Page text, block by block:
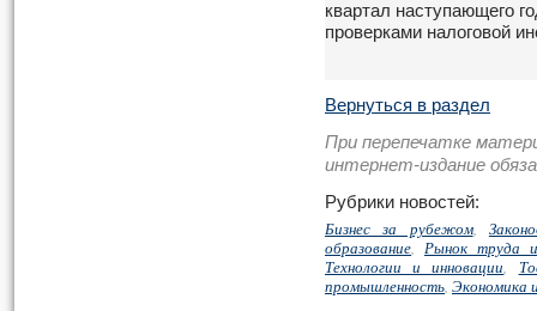
квартал наступающего
проверками налоговой
Вернуться в раздел
При перепечатке
интернет-издание
Рубрики новостей:
Бизнес за рубежом,
образование, Рынок труда
Технологии и инновации,
промышленность, Экономика